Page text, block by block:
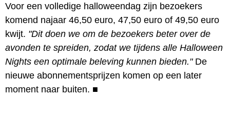
Voor een volledige halloweendag zijn bezoekers
komend najaar 46,50 euro, 47,50 euro of 49,50 euro
kwijt. "Dit doen we om de bezoekers beter over de
avonden te spreiden, zodat we tijdens alle Halloween
Nights een optimale beleving kunnen bieden."De
nieuwe abonnementsprijzen komen op een later
moment naar buiten. ■